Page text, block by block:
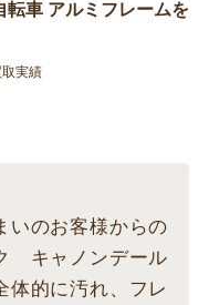
転車 アルミフレームを
取実績
いのお客様からの
キャノンデール
体的に汚れ、フレ